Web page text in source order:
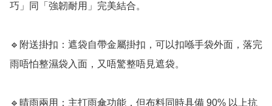
巧」同「強韌耐用」完美結合。
🔹附送掛扣：遮袋自帶金屬掛扣，可以扣喺手袋外面，落完
雨唔怕整濕袋入面，又唔驚整唔見遮袋。
🔹晴雨兩用：主打雨傘功能，但布料同時具備 90% 以上抗